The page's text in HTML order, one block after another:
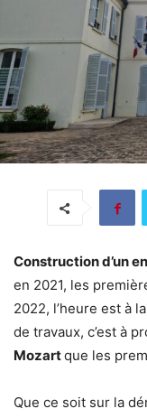
Construction d’un
en 2021, les
2022, l’heure est à
de travaux, c’est à
Mozartque les
Que ce soit sur la